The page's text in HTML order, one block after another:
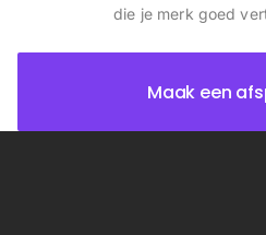
die je merk goed
Maak een